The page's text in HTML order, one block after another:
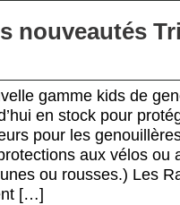
nouveautés
gamme kids de
en stock pour
pour les
aux vélos ou
ou rousses.) Les
[…]